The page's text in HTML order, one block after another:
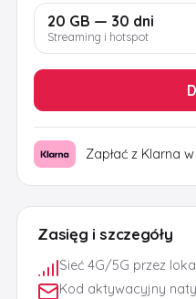
Zasięg i szczegóły
Sieć 4G/5G przez
Kod aktywacyjny
20 GB — 30 dni
Streaming i hotspot
Zapłać z Klarna